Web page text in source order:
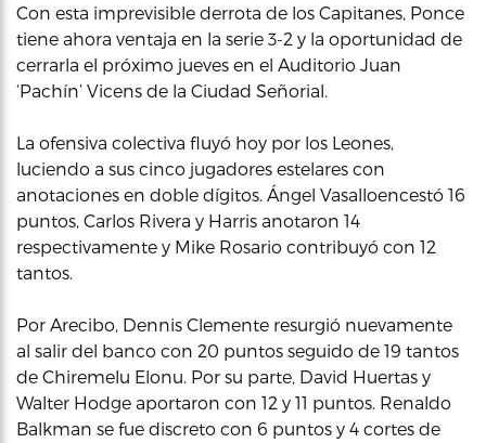
Con esta imprevisible derrota de los Capitanes, Ponce
tiene ahora ventaja en la serie 3-2 y la oportunidad de
cerrarla el próximo jueves en el Auditorio Juan
‘Pachín’ Vicens de la Ciudad Señorial.
La ofensiva colectiva fluyó hoy por los Leones,
luciendo a sus cinco jugadores estelares con
anotaciones en doble dígitos. Ángel Vasalloencestó 16
puntos, Carlos Rivera y Harris anotaron 14
respectivamente y Mike Rosario contribuyó con 12
tantos.
Por Arecibo, Dennis Clemente resurgió nuevamente
al salir del banco con 20 puntos seguido de 19 tantos
de Chiremelu Elonu. Por su parte, David Huertas y
Walter Hodge aportaron con 12 y 11 puntos. Renaldo
Balkman se fue discreto con 6 puntos y 4 cortes de